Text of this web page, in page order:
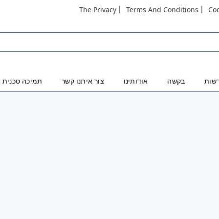
Terms And Conditions
The Privacy
בקשה אודותינו צור איתנו קשר תמיכה טכנית